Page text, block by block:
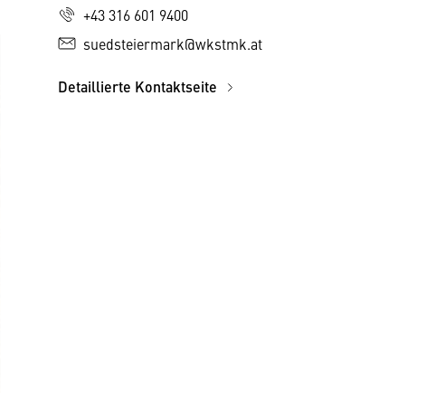
+43 316 601 9400
suedsteiermark@wkstmk.at
Detaillierte Kontaktseite